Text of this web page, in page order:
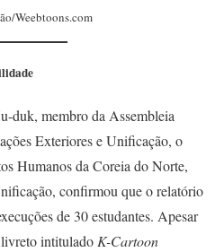
Weebtoons.com
duk, membro da Assembleia
Exteriores e Unificação, o
Humanos da Coreia do Norte,
confirmou que o relatório
de 30 estudantes. Apesar
intituladoK-Cartoon